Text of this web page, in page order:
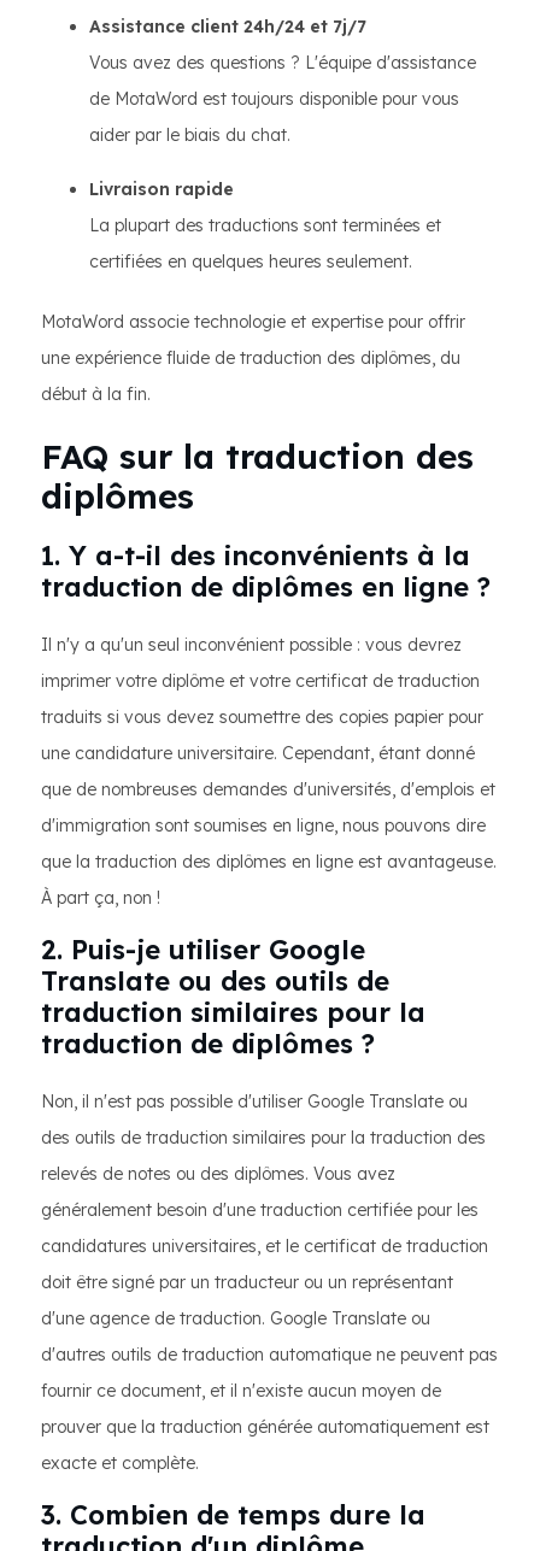
Assistance client 24h/24 et 7j/7
Vous avez des questions ? L'équipe d'assistance
de MotaWord est toujours disponible pour vous
aider par le biais du chat.
Livraison rapide
La plupart des traductions sont terminées et
certifiées en quelques heures seulement.
MotaWord associe technologie et expertise pour offrir
une expérience fluide de traduction des diplômes, du
début à la fin.
FAQ sur la traduction des
diplômes
1. Y a-t-il des inconvénients à la
traduction de diplômes en ligne ?
Il n'y a qu'un seul inconvénient possible : vous devrez
imprimer votre diplôme et votre certificat de traduction
traduits si vous devez soumettre des copies papier pour
une candidature universitaire. Cependant, étant donné
que de nombreuses demandes d'universités, d'emplois et
d'immigration sont soumises en ligne, nous pouvons dire
que la traduction des diplômes en ligne est avantageuse.
À part ça, non !
2. Puis-je utiliser Google
Translate ou des outils de
traduction similaires pour la
traduction de diplômes ?
Non, il n'est pas possible d'utiliser Google Translate ou
des outils de traduction similaires pour la traduction des
relevés de notes ou des diplômes. Vous avez
généralement besoin d'une traduction certifiée pour les
candidatures universitaires, et le certificat de traduction
doit être signé par un traducteur ou un représentant
d'une agence de traduction. Google Translate ou
d'autres outils de traduction automatique ne peuvent pas
fournir ce document, et il n'existe aucun moyen de
prouver que la traduction générée automatiquement est
exacte et complète.
3. Combien de temps dure la